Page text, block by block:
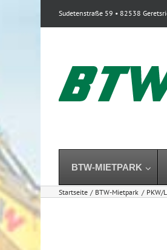
Sudetenstraße 59 • 82538
BTW-MIETPARK
Startseite BTW-Mietpark PKW/